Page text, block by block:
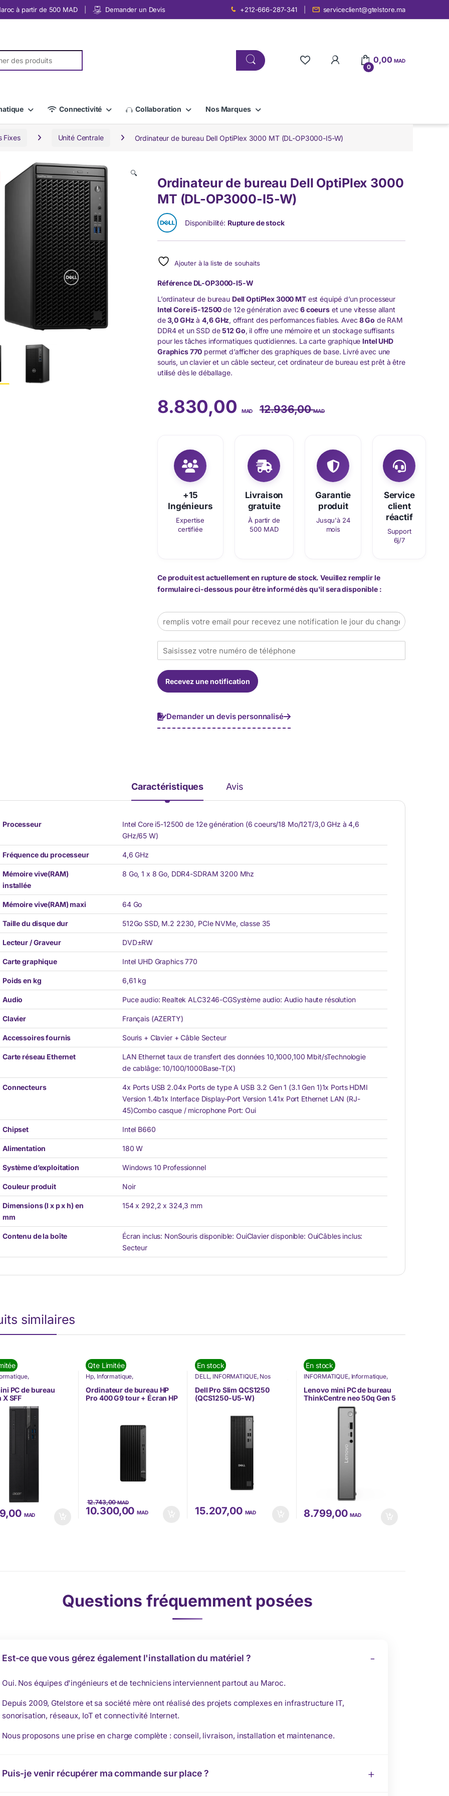
à partir de 500 MAD Demander un Devis +212-666-287-341 serviceclient@gtelstore.ma
0
0,00MAD
Connectivité Collaboration Nos Marques
Fixes Unité Centrale Ordinateur de bureau Dell OptiPlex 3000 MT (DL-OP3000-I5-W)
🔍
Ordinateur de bureau Dell OptiPlex 3000
MT (DL-OP3000-I5-W)
Disponibilité: Rupture de stock
Ajouter à la liste de souhaits
RéférenceDL-OP3000-I5-W
L’ordinateur de bureau Dell OptiPlex 3000 MTest équipé d’un processeur
Intel Core i5-12500de 12e génération avec 6 coeurset une vitesse allant
de3,0 GHzà4,6 GHz, offrant des performances fiables. Avec 8 Go de RAM
DDR4 et un SSD de512 Go, il offre une mémoire et un stockage suffisants
pour les tâches informatiques quotidiennes. La carte graphique Intel UHD
Graphics 770 permet d’afficher des graphiques de base. Livré avec une
souris, un clavier et un câble secteur, cet ordinateur de bureau est prêt à être
utilisé dès le déballage.
8.830,00 MAD 12.936,00MAD
+15
Ingénieurs
Expertise
certifiée
Livraison
gratuite
À partir de
500 MAD
Garantie
produit
Jusqu'à 24
mois
Service
client
réactif
Support
6j/7
Ce produit est actuellement en rupture de stock. Veuillez remplir le
formulaire ci-dessous pour être informé dès qu'il sera disponible :
E
m
é
p
n
e
Recevez une notification
Demander un devis personnalisé
Caractéristiques Avis
Processeur
Intel Core i5-12500 de 12e génération (6 coeurs/18 Mo/12T/3,0 GHz à 4,6
GHz/65 W)
Fréquence du processeur 4,6 GHz
Mémoire vive(RAM)
installée
8 Go, 1 x 8 Go, DDR4-SDRAM 3200 Mhz
Mémoire vive(RAM) maxi 64 Go
Taille du disque dur 512Go SSD, M.2 2230, PCIe NVMe, classe 35
Lecteur / Graveur DVD±RW
Carte graphique Intel UHD Graphics 770
Poids en kg 6,61 kg
Audio Puce audio: Realtek ALC3246-CGSystème audio: Audio haute résolution
Clavier Français (AZERTY)
Accessoires fournis Souris + Clavier + Câble Secteur
Carte réseau Ethernet
LAN Ethernet taux de transfert des données 10,1000,100 Mbit/sTechnologie
de cablâge: 10/100/1000Base-T(X)
Connecteurs
4x Ports USB 2.04x Ports de type A USB 3.2 Gen 1 (3.1 Gen 1)1x Ports HDMI
Version 1.4b1x Interface Display-Port Version 1.41x Port Ethernet LAN (RJ-
45)Combo casque / microphone Port: Oui
Chipset Intel B660
Alimentation 180 W
Système d’exploitation Windows 10 Professionnel
Couleur produit Noir
Dimensions (l x p x h) en
mm
154 x 292,2 x 324,3 mm
Contenu de la boîte
Écran inclus: NonSouris disponible: OuiClavier disponible: OuiCâbles inclus:
Secteur
similaires
,
Fixe ,Ordinateurs
Centrale
PC de bureau
SFF
MAD
Qte Limitée
Hp, Informatique,
INFORMATIQUE
Ordinateur Fixe,Ordinateurs
Fixes,Unité Centrale
Ordinateur de bureau HP
Pro 400 G9 tour + Écran HP
10.300,00MAD
12.743,00MAD
En stock
DELL, INFORMATIQUE, Nos
Unité
Centrale
Dell Pro Slim QCS1250
(QCS1250-U5-W)
15.207,00 MAD
En stock
INFORMATIQUE, Informatique,
Ordinateur
Fixe,Ordinateurs Fixes,Unité
Centrale
Lenovo mini PC de bureau
ThinkCentre neo 50q Gen 5
(13B90052FM)
8.799,00MAD
Questions fréquemment posées
Est-ce que vous gérez également l'installation du matériel ?
Oui. Nos équipes d'ingénieurs et de techniciens interviennent partout au Maroc.
Depuis 2009, Gtelstore et sa société mère ont réalisé des projets complexes en infrastructure IT,
sonorisation, réseaux, IoT et connectivité Internet.
Nous proposons une prise en charge complète : conseil, livraison, installation et maintenance.
Puis-je venir récupérer ma commande sur place ?